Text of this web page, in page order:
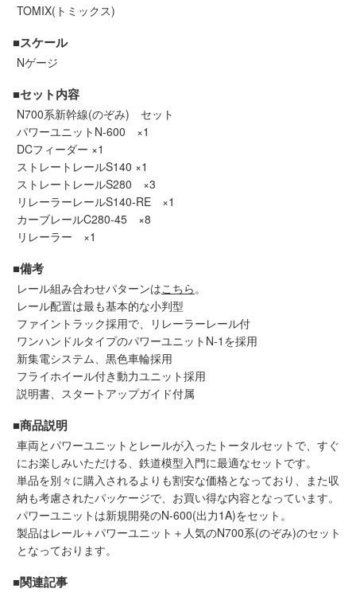
北海道・東北
中部
中国・四国
お役立ち情報
鉄道模型の情報
メルマガ登録
Infomation
ご注文方法
ヘルプページ
お問い合せ
ログイン/マイページ
お気に入りリスト
TOMIX(トミックス)
■スケール
Nゲージ
■セット内容
N700系新幹線(のぞみ) セット
パワーユニットN-600 ×1
DCフィーダー ×1
ストレートレールS140 ×1
ストレートレールS280 ×3
リレーラーレールS140-RE ×1
カーブレールC280-45 ×8
リレーラー ×1
■備考
レール組み合わせパターンはこちら。
レール配置は最も基本的な小判型
ファイントラック採用で、リレーラーレール付
ワンハンドルタイプのパワーユニットN-1を採用
新集電システム、黒色車輪採用
フライホイール付き動力ユニット採用
説明書、スタートアップガイド付属
■商品説明
車両とパワーユニットとレールが入ったトータルセットで、すぐ
にお楽しみいただける、鉄道模型入門に最適なセットです。
単品を別々に購入されるよりも割安な価格となっており、また収
納も考慮されたパッケージで、お買い得な内容となっています。
パワーユニットは新規開発のN-600(出力1A)をセット。
製品はレール＋パワーユニット＋人気のN700系(のぞみ)のセット
となっております。
■関連記事